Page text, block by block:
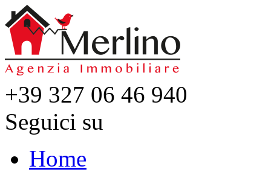
+39 327 06 46 940
Seguici su
Home